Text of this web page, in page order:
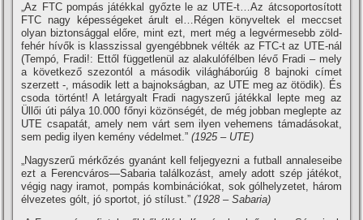
„Az FTC pompás játékkal győzte le az UTE-t…Az átcsoportosí­tott
FTC nagy képességeket árult el…Régen könyveltek el meccset
olyan biztonsággal előre, mint ezt, mert még a legvérmesebb zöld-
fehér hí­vők is klasszissal gyengébbnek vélték az FTC-t az UTE-nál
(Tempó, Fradi!: Ettől függetlenül az alakulófélben lévő Fradi – mely
a következő szezontól a második világháborúig 8 bajnoki cí­met
szerzett -, második lett a bajnokságban, az UTE meg az ötödik). És
csoda történt! A letárgyalt Fradi nagyszerű játékkal lepte meg az
Üllői úti pálya 10.000 főnyi közönségét, de még jobban meglepte az
UTE csapatát, amely nem várt sem ilyen vehemens támadásokat,
sem pedig ilyen kemény védelmet.”(1925 – UTE)
„Nagyszerű mérkőzés gyanánt kell feljegyezni a futball annaleseibe
ezt a Ferencváros—Sabaria találkozást, amely adott szép játékot,
végig nagy iramot, pompás kombinációkat, sok gólhelyzetet, három
élvezetes gólt, jó sportot, jó stí­lust.”(1928 – Sabaria)